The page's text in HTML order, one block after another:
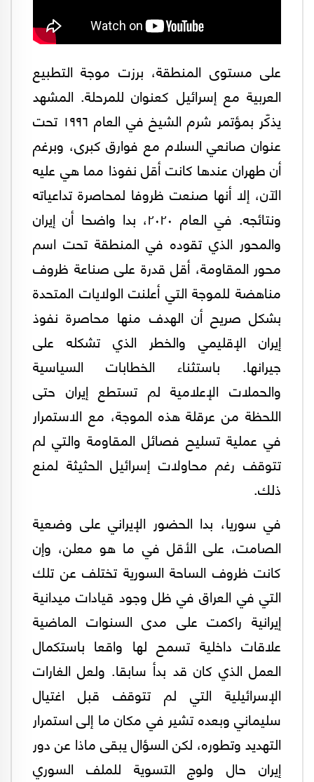
على مستوى المنطقة، برزت موجة التطبيع
العربية مع إسرائيل كعنوان للمرحلة. المشهد
يذكّر بمؤتمر شرم الشيخ في العام ١٩٩٦ تحت
عنوان صانعي السلام مع فوارق كبرى، وبرغم
أن طهران عندها كانت أقل نفوذا مما هي عليه
الآن، إلا أنها صنعت ظروفا لمحاصرة تداعياته
ونتائجه. في العام ٢٠٢٠، بدا واضحا أن إيران
والمحور الذي تقوده في المنطقة تحت اسم
محور المقاومة، أقل قدرة على صناعة ظروف
مناهضة للموجة التي أعلنت الولايات المتحدة
بشكل صريح أن الهدف منها محاصرة نفوذ
إيران الإقليمي والخطر الذي تشكله على
جيرانها. باستثناء الخطابات السياسية
والحملات الإعلامية لم تستطع إيران حتى
اللحظة من عرقلة هذه الموجة، مع الاستمرار
في عملية تسليح فصائل المقاومة والتي لم
تتوقف رغم محاولات إسرائيل الحثيثة لمنع
ذلك.
في سوريا، بدا الحضور الإيراني على وضعية
الصامت، على الأقل في ما هو معلن، وإن
كانت ظروف الساحة السورية تختلف عن تلك
التي في العراق في ظل وجود قيادات ميدانية
إيرانية راكمت على مدى السنوات الماضية
علاقات داخلية تسمح لها واقعا باستكمال
العمل الذي كان قد بدأ سابقا. ولعل الغارات
الإسرائيلية التي لم تتوقف قبل اغتيال
سليماني وبعده تشير في مكان ما إلى استمرار
التهديد وتطوره، لكن السؤال يبقى ماذا عن دور
إيران حال ولوج التسوية للملف السوري